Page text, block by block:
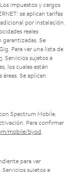
impuestos y cargos
se aplican tarifas
por instalación.
reales
Se
Para ver una lista de
. Servicios sujetos a
los cuales están
Se aplican
Spectrum Mobile.
Para confirmar
mobile/byod
para ver
sujetos a